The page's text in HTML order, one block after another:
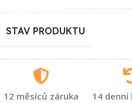
STAV PRODUKTU
12 měsíců záruka
14